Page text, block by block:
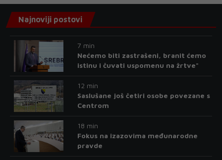
Najnoviji postovi
7 min
Nećemo biti zastrašeni, branit ćemo
istinu i čuvati uspomenu na žrtve"
12 min
Saslušane još četiri osobe povezane s
Centrom
18 min
Fokus na izazovima međunarodne
pravde